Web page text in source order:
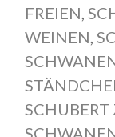
FREIEN,
WEINEN,
SCHUBERT